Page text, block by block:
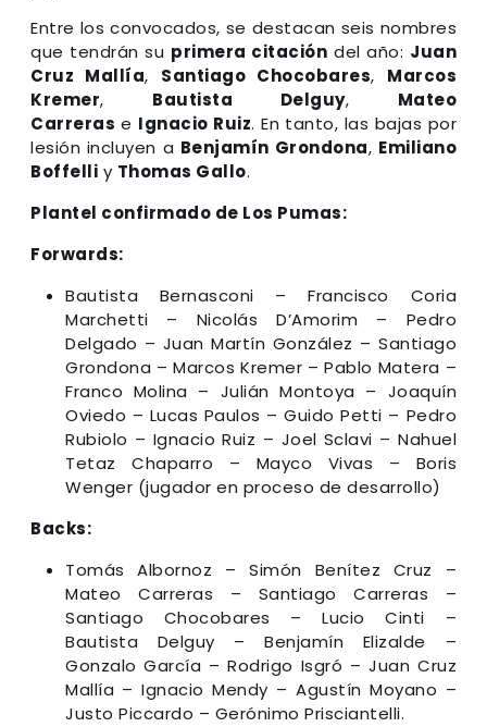
Entre los convocados, se destacan seis nombres
que tendrán su primera citación del año: Juan
Cruz Mallía, Santiago Chocobares, Marcos
Kremer, Bautista Delguy, Mateo
Carreras e Ignacio Ruiz. En tanto, las bajas por
lesión incluyen a Benjamín Grondona, Emiliano
Boffelli y Thomas Gallo.
Plantel confirmado de Los Pumas:
Forwards:
Bautista Bernasconi – Francisco Coria
Marchetti – Nicolás D’Amorim – Pedro
Delgado – Juan Martín González – Santiago
Grondona – Marcos Kremer – Pablo Matera –
Franco Molina – Julián Montoya – Joaquín
Oviedo – Lucas Paulos – Guido Petti – Pedro
Rubiolo – Ignacio Ruiz – Joel Sclavi – Nahuel
Tetaz Chaparro – Mayco Vivas – Boris
Wenger (jugador en proceso de desarrollo)
Backs:
Tomás Albornoz – Simón Benítez Cruz –
Mateo Carreras – Santiago Carreras –
Santiago Chocobares – Lucio Cinti –
Bautista Delguy – Benjamín Elizalde –
Gonzalo García – Rodrigo Isgró – Juan Cruz
Mallía – Ignacio Mendy – Agustín Moyano –
Justo Piccardo – Gerónimo Prisciantelli.